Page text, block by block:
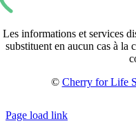
Les informations et services
substituent en aucun cas à la
© Cherry for Life
Page load link